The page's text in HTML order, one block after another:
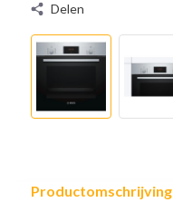
Delen
Productomschrijving